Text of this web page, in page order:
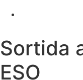
Sortida
ESO